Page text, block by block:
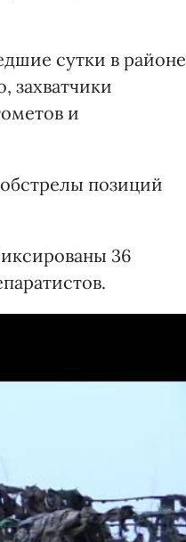
сутки в районе
захватчики
и
позиций
36